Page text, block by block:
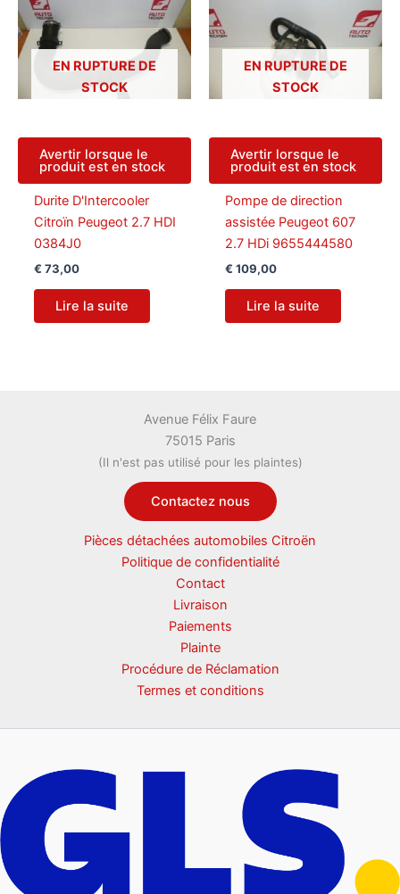
EN RUPTURE DE
STOCK
Avertir lorsque le
produit est en stock
Durite D'Intercooler
Citroïn Peugeot 2.7 HDI
0384J0
€ 73,00
Lire la suite
EN RUPTURE DE
STOCK
Avertir lorsque le
produit est en stock
Pompe de direction
assistée Peugeot 607
2.7 HDi 9655444580
€ 109,00
Lire la suite
Avenue Félix Faure
75015 Paris
(Il n'est pas utilisé pour les plaintes)
Contactez nous
Pièces détachées automobiles Citroën
Politique de confidentialité
Contact
Livraison
Paiements
Plainte
Procédure de Réclamation
Termes et conditions